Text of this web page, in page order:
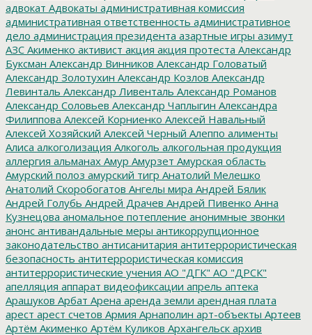
адвокат Адвокаты административная комиссия
административная ответственность административное
дело администрация президента азартные игры азимут
АЗС Акименко активист акция акция протеста Александр
Буксман Александр Винников Александр Головатый
Александр Золотухин Александр Козлов Александр
Левинталь Александр Ливенталь Александр Романов
Александр Соловьев Александр Чаплыгин Александра
Филиппова Алексей Корниенко Алексей Навальный
Алексей Хозяйский Алексей Черный Алеппо алименты
Алиса алкоголизация Алкоголь алкогольная продукция
аллергия альманах Амур Амурзет Амурская область
Амурский полоз амурский тигр Анатолий Мелешко
Анатолий Скоробогатов Ангелы мира Андрей Бялик
Андрей Голубь Андрей Драчев Андрей Пивенко Анна
Кузнецова аномальное потепление анонимные звонки
анонс антивандальные меры антикоррупционное
законодательство антисанитария антитеррористическая
безопасность антитеррористическая комиссия
антитеррористические учения АО "ДГК" АО "ДРСК"
апелляция аппарат видеофиксации апрель аптека
Арашуков Арбат Арена аренда земли арендная плата
арест арест счетов Армия Арнаполин арт-объекты Артеев
Артём Акименко Артём Куликов Архангельск архив